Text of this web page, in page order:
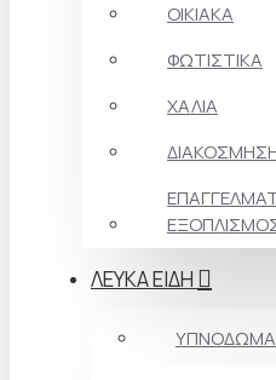
ΟΙΚΙΑΚΑ
ΦΩΤΙΣΤΙΚΑ
ΧΑΛΙΑ
ΛΕΥΚΑ ΕΙΔΗ